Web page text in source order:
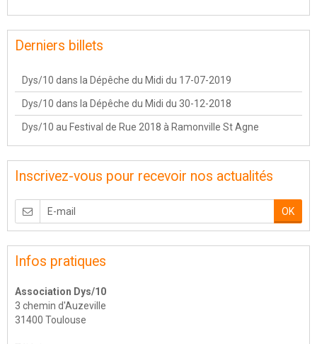
Derniers billets
Dys/10 dans la Dépêche du Midi du 17-07-2019
Dys/10 dans la Dépêche du Midi du 30-12-2018
Dys/10 au Festival de Rue 2018 à Ramonville St Agne
Inscrivez-vous pour recevoir nos actualités
OK
Infos pratiques
Association Dys/10
3 chemin d'Auzeville
31400 Toulouse